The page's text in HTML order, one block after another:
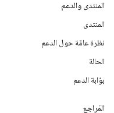
المنتدى والدعم
المنتدى
نظرة عامّة حول الدعم
الحالة
بوّابة الدعم
المَراجع